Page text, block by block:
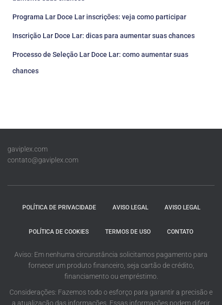
Programa Lar Doce Lar inscrições: veja como participar
Inscrição Lar Doce Lar: dicas para aumentar suas chances
Processo de Seleção Lar Doce Lar: como aumentar suas
chances
gaviplex.com
contato@gaviplex.com
POLÍTICA DE PRIVACIDADE AVISO LEGAL AVISO LEGAL
POLÍTICA DE COOKIES TERMOS DE USO CONTATO
Aviso: Em nenhuma circunstância solicitamos pagamento para
fornecer um produto financeiro, seja cartão de crédito,
financiamento ou empréstimo.
Considerações: Fazemos todo o esforço para garantir a precisão e
a atualização das informações. Essas informações podem diferir